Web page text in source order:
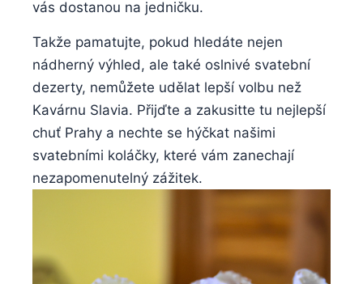
vás dostanou na jedničku.
Takže pamatujte, pokud hledáte nejen
nádherný výhled, ale také oslnivé svatební
dezerty, nemůžete udělat lepší volbu než
Kavárnu Slavia. Přijďte a zakusitte tu nejlepší
chuť Prahy a nechte se hýčkat našimi
svatebními koláčky, které vám zanechají
nezapomenutelný zážitek.